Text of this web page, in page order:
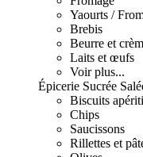
Yaourts /
Brebis
Beurre et
Laits et œufs
Voir plus...
Épicerie Sucrée
Biscuits
Chips
Saucissons
Rillettes et